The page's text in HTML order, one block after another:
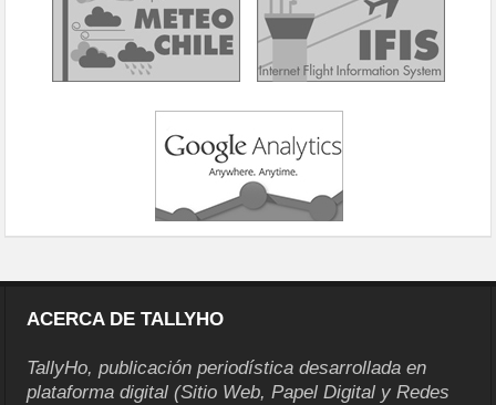
ACERCA DE TALLYHO
TallyHo, publicación periodística desarrollada en
plataforma digital (Sitio Web, Papel Digital y Redes